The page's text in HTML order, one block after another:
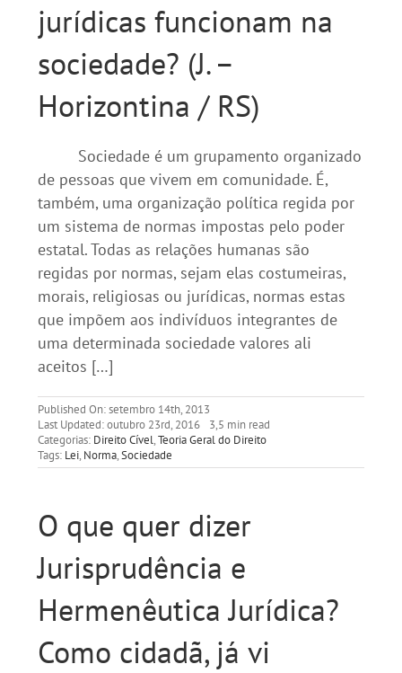
jurídicas funcionam na
sociedade? (J. –
Horizontina / RS)
Sociedade é um grupamento organizado
de pessoas que vivem em comunidade. É,
também, uma organização política regida por
um sistema de normas impostas pelo poder
estatal. Todas as relações humanas são
regidas por normas, sejam elas costumeiras,
morais, religiosas ou jurídicas, normas estas
que impõem aos indivíduos integrantes de
uma determinada sociedade valores ali
aceitos […]
Published On: setembro 14th, 2013
Last Updated: outubro 23rd, 2016
3,5 min read
Categorias: Direito Cível,Teoria Geral do Direito
Tags: Lei, Norma,Sociedade
O que quer dizer
Jurisprudência e
Hermenêutica Jurídica?
Como cidadã, já vi